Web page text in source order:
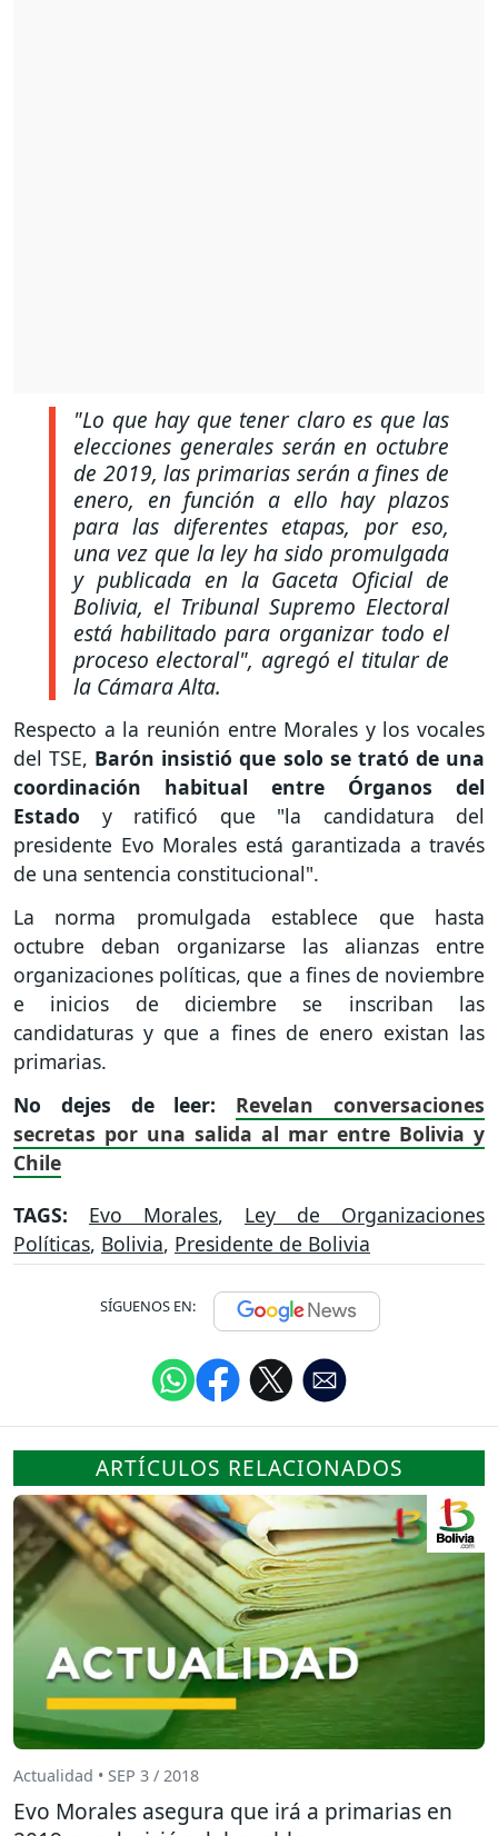
"Lo que hay que tener claro es que las
elecciones generales serán en octubre
de 2019, las primarias serán a fines de
enero, en función a ello hay plazos
para las diferentes etapas, por eso,
una vez que la ley ha sido promulgada
y publicada en la Gaceta Oficial de
Bolivia, el Tribunal Supremo Electoral
está habilitado para organizar todo el
proceso electoral", agregó el titular de
la Cámara Alta.
Respecto a la reunión entre Morales y los vocales
del TSE, Barón insistió que solo se trató de una
coordinación habitual entre Órganos del
Estado y ratificó que "la candidatura del
presidente Evo Morales está garantizada a través
de una sentencia constitucional".
La norma promulgada establece que hasta
octubre deban organizarse las alianzas entre
organizaciones políticas, que a fines de noviembre
e inicios de diciembre se inscriban las
candidaturas y que a fines de enero existan las
primarias.
No dejes de leer: Revelan conversaciones
secretas por una salida al mar entre Bolivia y
Chile
TAGS: Evo Morales, Ley de Organizaciones
Políticas, Bolivia, Presidente de Bolivia
SÍGUENOS EN:
ARTÍCULOS RELACIONADOS
Actualidad • SEP 3 / 2018
Evo Morales asegura que irá a primarias en